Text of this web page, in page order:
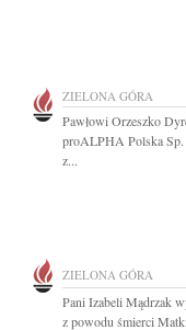
ZIELONA GÓRA
Pawłowi Orzeszko
proALPHA Polska Sp.
z...
ZIELONA GÓRA
Pani Izabeli Mądrzak
z powodu śmierci